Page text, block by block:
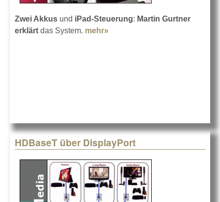
Zwei Akkus und iPad-Steuerung: Martin Gurtner
erklärt das System. mehr»
HDBaseT über DisplayPort